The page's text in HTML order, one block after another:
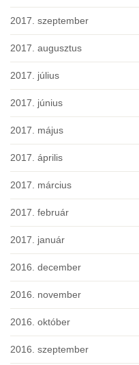
2017. szeptember
2017. augusztus
2017. július
2017. június
2017. május
2017. április
2017. március
2017. február
2017. január
2016. december
2016. november
2016. október
2016. szeptember